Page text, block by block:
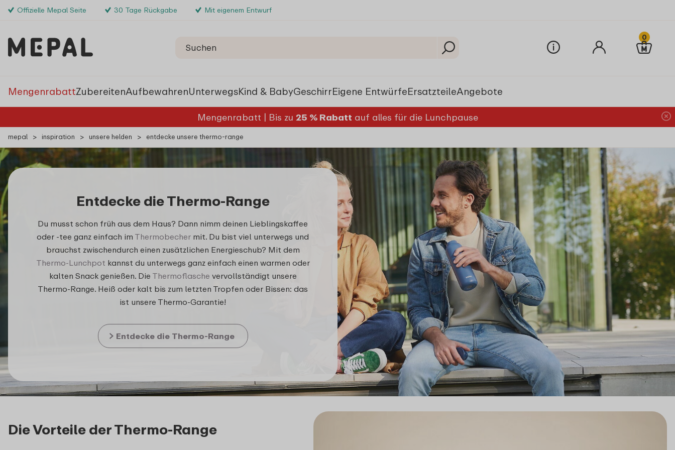
Offizielle Mepal Seite 30 Tage Rückgabe Mit eigenem Entwurf
0
MengenrabattZubereitenAufbewahrenUnterwegsKind & BabyGeschirrEigene EntwürfeErsatzteileAngebote
Mengenrabatt | Bis zu 25 % Rabatt auf alles für die Lunchpause
mepal > inspiration > unsere helden > entdecke unsere thermo-range
Entdecke die Thermo-Range
Du musst schon früh aus dem Haus? Dann nimm deinen Lieblingskaffee
oder -tee ganz einfach im Thermobecher mit. Du bist viel unterwegs und
brauchst zwischendurch einen zusätzlichen Energieschub? Mit dem
Thermo-Lunchpot kannst du unterwegs ganz einfach einen warmen oder
kalten Snack genießen. Die Thermoflasche vervollständigt unsere
Thermo-Range. Heiß oder kalt bis zum letzten Tropfen oder Bissen: das
ist unsere Thermo-Garantie!
Entdecke die Thermo-Range
Die Vorteile der Thermo-Range